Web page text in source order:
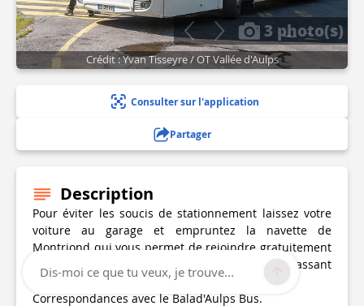
3 photo(s)
Crédit : Yvan Tisseyre / OT Vallée d'Aulps
Consulter sur l'application
Partager
Description
Pour éviter les soucis de stationnement laissez votre
voiture au garage et empruntez la navette de
Montriond qui vous permet de rejoindre gratuitement
le Lac de Montriond au départ de Morzine, en passant
par le village de Montriond.
Correspondances avec le Balad'Aulps Bus.
Dis-moi ce que tu veux, je trouve...